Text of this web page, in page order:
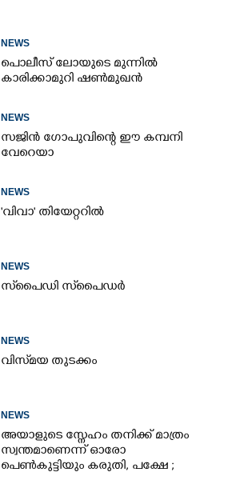
NEWS
പൊലീസ് ലോയുടെ മുന്നിൽ
കാരിക്കാമുറി ഷൺമുഖൻ
NEWS
സജിൻ ഗോപുവിന്റെ ഈ കമ്പനി
വേറെയാ
NEWS
'വിവാ' തിയേറ്ററിൽ
NEWS
സ്‌പൈ‌ഡി സ്‌പൈ‌ഡർ
NEWS
വിസ്‌മയ തുടക്കം
NEWS
അയാളുടെ സ്നേഹം തനിക്ക് മാത്രം
സ്വന്തമാണെന്ന് ഓരോ
പെൺകുട്ടിയും കരുതി,​ പക്ഷേ ;
Share this link
Copy Link